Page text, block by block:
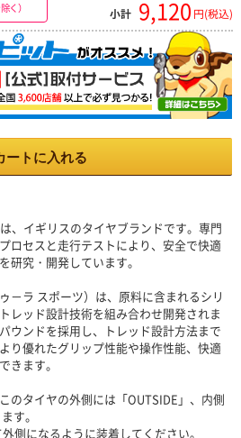
く） 小計 9,120 円(税込)
ートに入れる
、イギリスのタイヤブランドです。専門
ロセスと走行テストにより、安全で快適
研究・開発しています。
－ラ スポーツ）は、原料に含まれるシリ
レッド設計技術を組み合わせ開発されま
ウンドを採用し、トレッド設計方法まで
り優れたグリップ性能や操作性能、快適
きます。
のタイヤの外側には「OUTSIDE」、内側
す。
側になるように装着してください。